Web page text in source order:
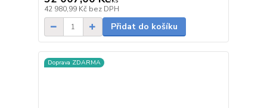
42 980,99 Kč bez DPH
Přidat do košíku
Doprava ZDARMA